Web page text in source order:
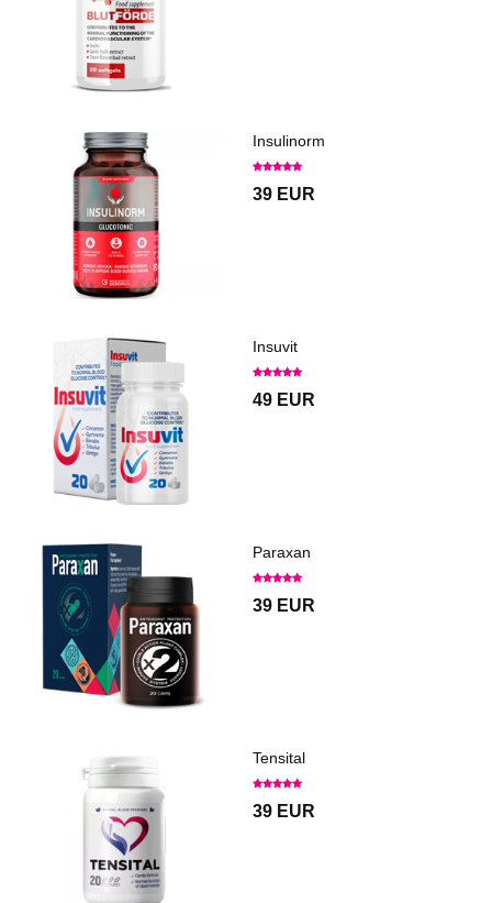
Insulinorm
39 EUR
Insuvit
49 EUR
Paraxan
39 EUR
Tensital
39 EUR